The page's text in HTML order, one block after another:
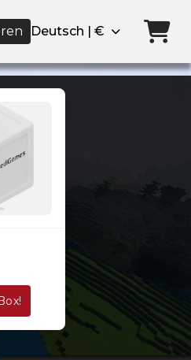
Deutsch | €